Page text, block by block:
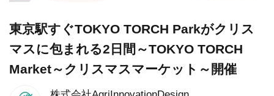
東京駅すぐTOKYO TORCH Parkがクリス
マスに包まれる2日間～TOKYO TORCH
Market～クリスマスマーケット～開催